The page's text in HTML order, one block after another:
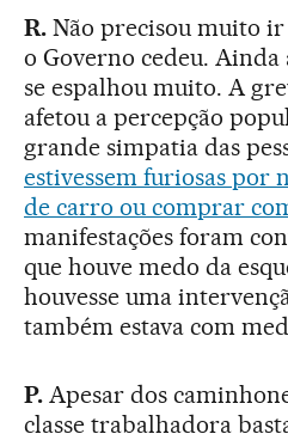
R.Não precisou muito ir
o Governo cedeu. Ainda
se espalhou muito. A
afetou a percepção
grande simpatia das
estivessem furiosas por
de carro ou comprar
manifestações foram
que houve medo da
houvesse uma
também estava com
P.Apesar dos
classe trabalhadora